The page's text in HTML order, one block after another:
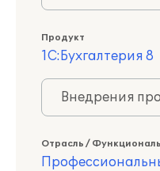
Продукт
1С:Бухгалтерия 8
Внедрения
Отрасль /